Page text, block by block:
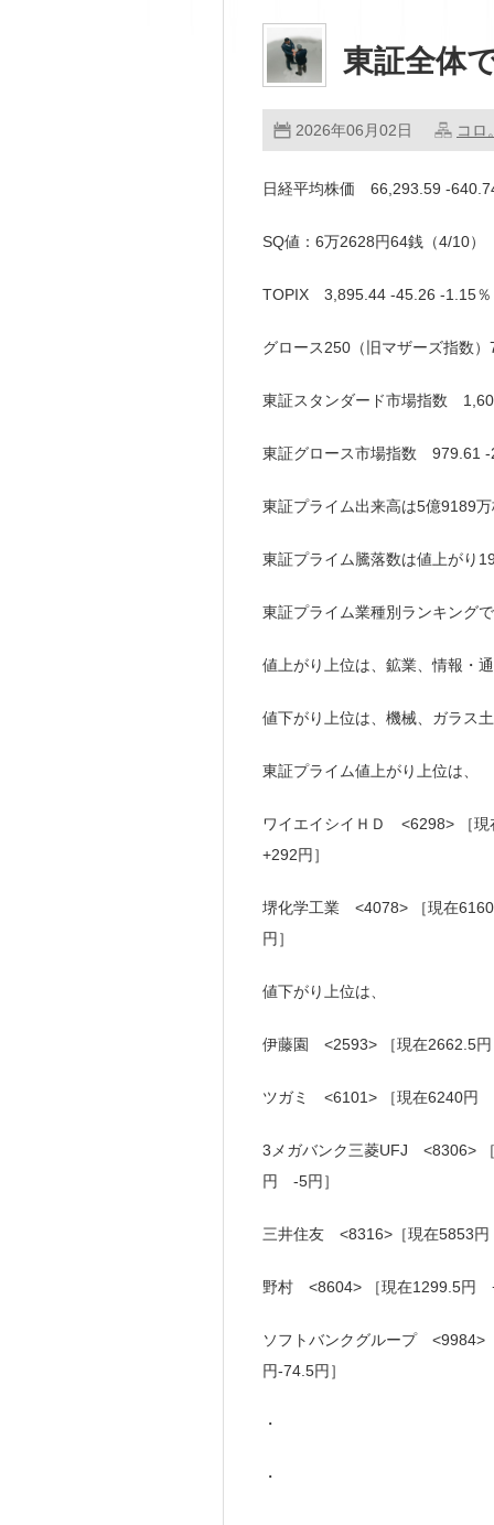
東証全体
2026年06月02日 コロ
日経平均株価 66,293.59 -
SQ値：6万2628円64銭（4/10
TOPIX 3,895.44 -45.26 -1.15
グロース250（旧マザーズ指数
東証スタンダード市場指数
東証グロース市場指数 979.61 -
東証プライム出来高は5億9189
東証プライム騰落数は値上がり
東証プライム業種別ランキング
値上がり上位は、鉱業、情報・
値下がり上位は、機械、ガラス
東証プライム値上がり上位は、
ワイエイシイＨＤ <6298> ［
+292円］
堺化学工業 <4078> ［現在
円］
値下がり上位は、
伊藤園 <2593> ［現在2662.5
ツガミ <6101> ［現在6240
3メガバンク三菱UFJ <8306>
円 -5円］
三井住友 <8316>［現在5853
野村 <8604> ［現在1299.5円
ソフトバンクグループ
円-74.5円］
・
・